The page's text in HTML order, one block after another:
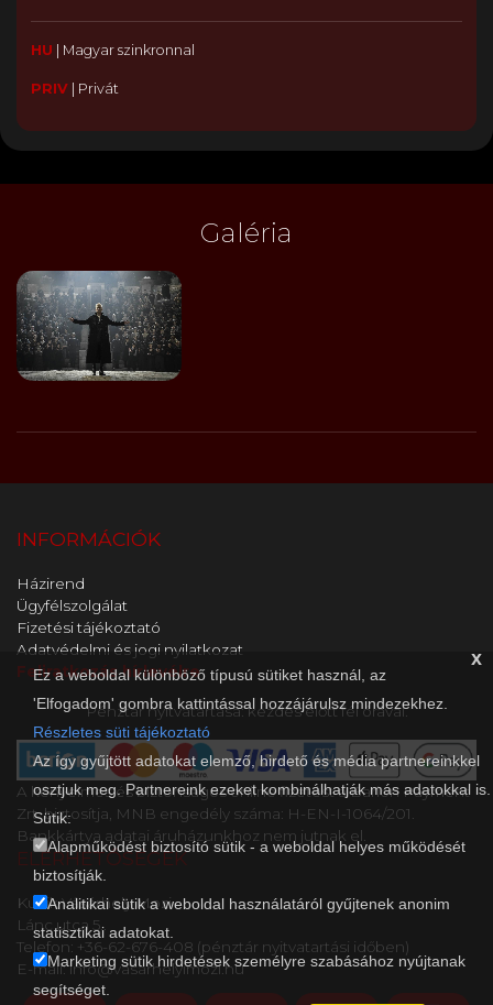
HU Magyar szinkronnal
PRIV| Privát
Galéria
x
Ez a weboldal különböző típusú sütiket használ, az
'Elfogadom' gombra kattintással hozzájárulsz mindezekhez.
Részletes süti tájékoztató
Az így gyűjtött adatokat elemző, hirdető és média partnereinkkel
osztjuk meg. Partnereink ezeket kombinálhatják más adatokkal is.
Sütik:
Alapműködést biztosító sütik - a weboldal helyes működését
biztosítják.
Analitikai sütik a weboldal használatáról gyűjtenek anonim
statisztikai adatokat.
Marketing sütik hirdetések személyre szabásához nyújtanak
segítséget.
INFORMÁCIÓK
Házirend
Ügyfélszolgálat
Fizetési tájékoztató
Adatvédelmi és jogi nyilatkozat
Feliratkozás hírlevélre
Pénztár nyitvatartása: kezdés előtt fél órával.
A kényelmes és biztonságos online fizetést a Barion Payment
Zrt. biztosítja, MNB engedély száma: H-EN-I-1064/201.
Bankkártya adatai áruházunkhoz nem jutnak el.
ELÉRHETŐSÉGEK
Kultik Vásárhely Mozi
Lánc utca 5..
Telefon: +36-62-676-408 (pénztár nyitvatartási időben)
E-mail: info@vasarhelyimozi.hu